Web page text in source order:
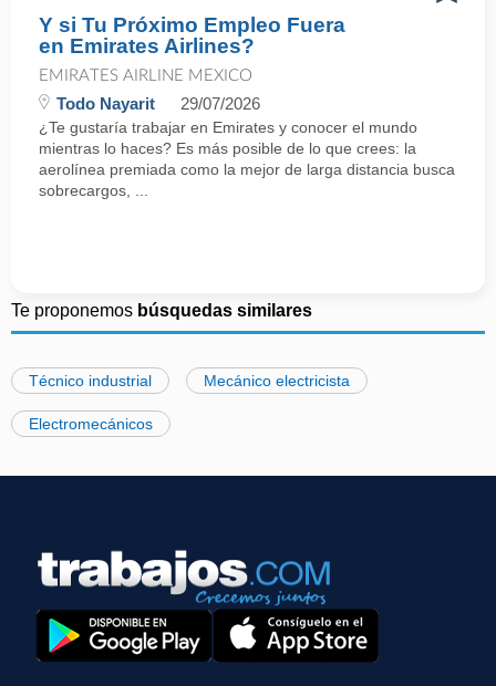
Y si Tu Próximo Empleo Fuera
en Emirates Airlines?
EMIRATES AIRLINE MEXICO
Todo Nayarit 29/07/2026
¿Te gustaría trabajar en Emirates y conocer el mundo
mientras lo haces? Es más posible de lo que crees: la
aerolínea premiada como la mejor de larga distancia busca
sobrecargos, ...
Te proponemos búsquedas similares
Técnico industrial Mecánico electricista
Electromecánicos